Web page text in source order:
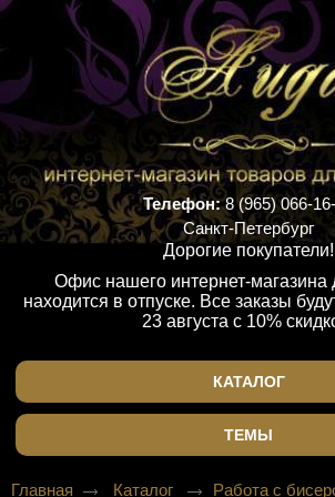
Телефон:8 (965) 066-
Санкт-Петербург
Дорогие покупатели!
Офис нашего интернет-магазина
находится в отпуске. Все заказы
23 августа с 10%
КАТАЛОГ
ТЕМЫ
Главная Каталог Работа с